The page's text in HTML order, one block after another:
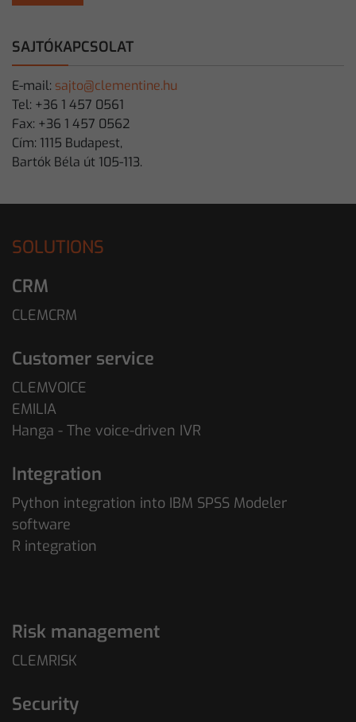
SAJTÓKAPCSOLAT
E-mail: sajto@clementine.hu
Tel: +36 1 457 0561
Fax: +36 1 457 0562
Cím: 1115 Budapest,
Bartók Béla út 105-113.
SOLUTIONS
CRM
CLEMCRM
Customer service
CLEMVOICE
EMILIA
Hanga - The voice-driven IVR
Integration
Python integration into IBM SPSS Modeler
software
R integration
Risk management
CLEMRISK
Security